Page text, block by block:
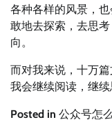
各种各样的风景，
敢地去探索，去思
向。
而对我来说，十万
我会继续阅读，继续
Posted in 公众号怎